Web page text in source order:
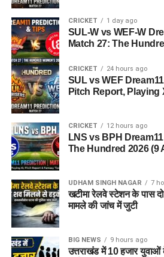
CRICKET 1 day ago
SUL-W vs WEF-W
Match 27: The
CRICKET 24 hours ago
SUL vs WEF
Pitch Report, Playing
CRICKET 12 hours ago
LNS vs BPH
The Hundred 2026 (9
UDHAM SINGH NAGAR 7
खटीमा रेलवे स्टेशन के पास
मामले की जांच में जुटी
BIG NEWS 9 hours ago
उत्तराखंड में 10 हजार युवाओं